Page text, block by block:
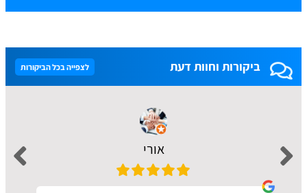
ביקורות וחוות דעת לצפייה בכל הביקורות
אורי